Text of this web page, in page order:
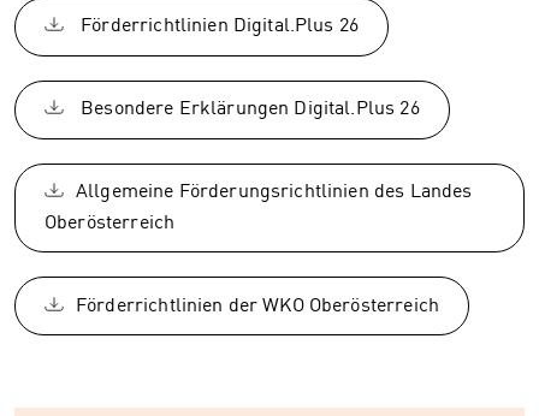
Förderrichtlinien Digital.Plus 26
Besondere Erklärungen Digital.Plus 26
Allgemeine Förderungsrichtlinien des Landes
Oberösterreich
Förderrichtlinien der WKO Oberösterreich